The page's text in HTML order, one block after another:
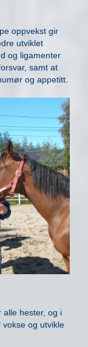
oppvekst gir
utviklet
og ligamenter
samt at
og appetitt.
hester, og i
og utvikle